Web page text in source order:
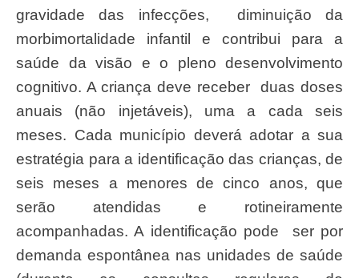
gravidade das infecções, diminuição da
morbimortalidade infantil e contribui para a
saúde da visão e o pleno desenvolvimento
cognitivo. A criança deve receber duas doses
anuais (não injetáveis), uma a cada seis
meses. Cada município deverá adotar a sua
estratégia para a identificação das crianças, de
seis meses a menores de cinco anos, que
serão atendidas e rotineiramente
acompanhadas. A identificação pode ser por
demanda espontânea nas unidades de saúde